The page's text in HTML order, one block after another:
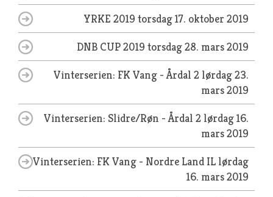
YRKE 2019 torsdag 17. oktober 2019
DNB CUP 2019 torsdag 28. mars 2019
Vinterserien: FK Vang - Årdal 2 lørdag 23.
mars 2019
Vinterserien: Slidre/Røn - Årdal 2 lørdag 16.
mars 2019
Vinterserien: FK Vang - Nordre Land IL lørdag
16. mars 2019